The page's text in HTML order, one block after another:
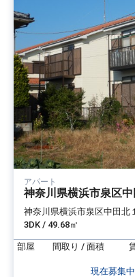
アパート
神奈川県横浜市泉区
神奈川県横浜市泉区中田北
3DK / 49.68㎡
部屋 間取り / 面積
現在募集